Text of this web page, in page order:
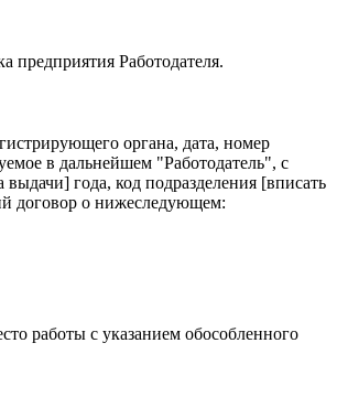
предприятия Работодателя.
органа, дата, номер
в дальнейшем "Работодатель", с
года, код подразделения [вписать
договор о нижеследующем:
работы с указанием обособленного